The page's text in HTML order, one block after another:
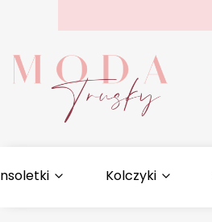
Kolczyki